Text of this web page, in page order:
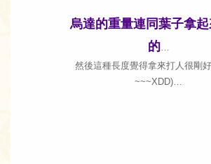
烏達的重量連同葉子拿
的…
然後這種長度覺得拿來打人很剛
~~~XDD)…